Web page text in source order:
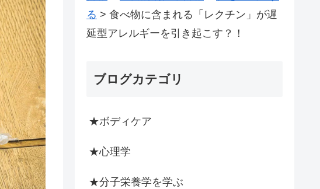
る > 食べ物に含まれる「レクチン」が遅
延型アレルギーを引き起こす？！
ブログカテゴリ
★ボディケア
★心理学
★分子栄養学を学ぶ